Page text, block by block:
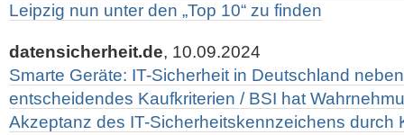
Leipzig nun unter den „Top 10“ zu finden
datensicherheit.de, 10.09.2024
Smarte Geräte: IT-Sicherheit in Deutschland
entscheidendes Kaufkriterien / BSI hat
Akzeptanz des IT-Sicherheitskennzeichens durch